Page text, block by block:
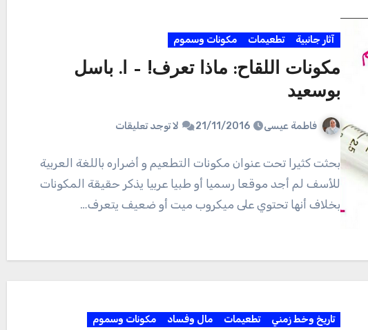
آثار جانبية تطعيمات مكونات وسموم
مكونات اللقاح: ماذا تعرف! – ا. باسل
بوسعيد
فاطمة عيسى 21/11/2016 لا توجد تعليقات
بحثت كثيرا تحت عنوان مكونات التطعيم و أضراره باللغة العربية
للأسف لم أجد موقعا رسميا أو طبيا عربيا يذكر حقيقة المكونات
بخلاف أنها تحتوي على ميكروب ميت أو ضعيف يتعرف…
تاريخ وخط زمني تطعيمات مال وفساد مكونات وسموم